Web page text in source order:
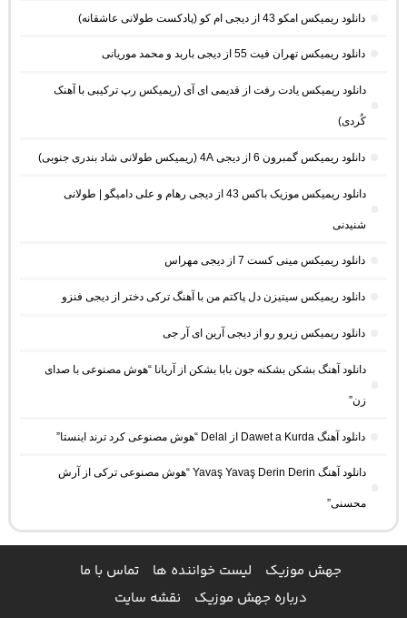
دانلود ریمیکس امکو 43 از دیجی ام کو (پادکست طولانی عاشقانه)
دانلود ریمیکس تهران فیت 55 از دیجی باربد و محمد موریانی
دانلود ریمیکس یادت رفت از قدیمی ای آی (ریمیکس رپ ترکیبی با آهنک
کُردی)
دانلود ریمیکس گمبرون 6 از دیجی 4A (ریمیکس طولانی شاد بندری جنوبی)
دانلود ریمیکس موزیک باکس 43 از دیجی رهام و علی دامیگو | طولانی
شنیدنی
دانلود ریمیکس مینی کست 7 از دیجی مهراس
دانلود ریمیکس سیتیزن دل پاکتم من با آهنگ ترکی دختر از دیجی فنزو
دانلود ریمیکس زیرو رو از دیجی آرین ای آر جی
دانلود آهنگ بشکن بشکنه جون بابا بشکن از آریانا “هوش مصنوعی با صدای
زن”
دانلود آهنگ Dawet a Kurda از Delal “هوش مصنوعی کرد ترند اینستا”
دانلود آهنگ Yavaş Yavaş Derin Derin “هوش مصنوعی ترکی از آرش
محسنی”
جهش موزیک لیست خواننده ها
تماس با ما
درباره جهش موزیک
نقشه سایت